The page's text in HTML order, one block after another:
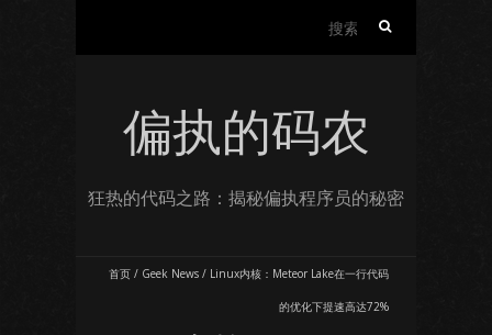
偏执的码农
狂热的代码之路：揭秘偏执程序员的秘密
首页 / Geek News / Linux内核：Meteor Lake在一行代码
的优化下提速高达72%